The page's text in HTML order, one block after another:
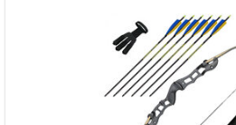
Особенности
Длина